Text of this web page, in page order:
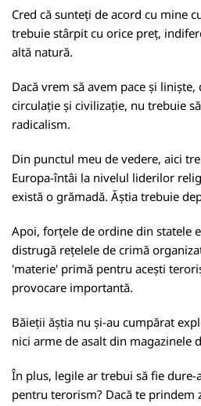
Cred că sunteți de acord cu mine
trebuie stârpit cu orice preț,
altă natură.
Dacă vrem să avem pace și
circulație și civilizație, nu trebuie
radicalism.
Din punctul meu de vedere, aici
Europa-întâi la nivelul liderilor
există o grămadă. Ăștia trebuie
Apoi, forțele de ordine din statele
distrugă rețelele de crimă
'materie' primă pentru acești
provocare importantă.
Băieții ăștia nu și-au cumpărat
nici arme de asalt din magazinele
În plus, legile ar trebui să fie
pentru terorism? Dacă te prindem